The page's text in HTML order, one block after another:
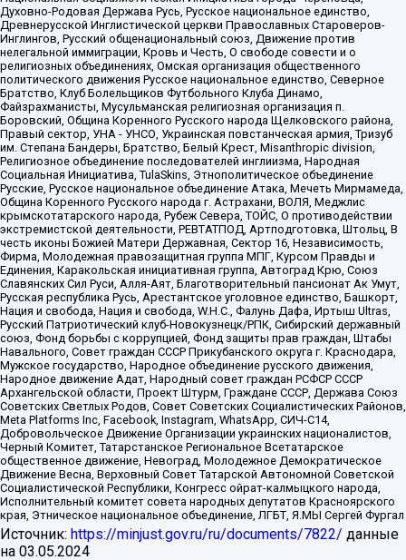
Духовно-Родовая Держава Русь, Русское национальное единство,
Древнерусской Инглистической церкви Православных Староверов-
Инглингов, Русский общенациональный союз, Движение против
нелегальной иммиграции, Кровь и Честь, О свободе совести и о
религиозных объединениях, Омская организация общественного
политического движения Русское национальное единство, Северное
Братство, Клуб Болельщиков Футбольного Клуба Динамо,
Файзрахманисты, Мусульманская религиозная организация п.
Боровский, Община Коренного Русского народа Щелковского района,
Правый сектор, УНА - УНСО, Украинская повстанческая армия, Тризуб
им. Степана Бандеры, Братство, Белый Крест, Misanthropic division,
Религиозное объединение последователей инглиизма, Народная
Социальная Инициатива, TulaSkins, Этнополитическое объединение
Русские, Русское национальное объединение Атака, Мечеть Мирмамеда,
Община Коренного Русского народа г. Астрахани, ВОЛЯ, Меджлис
крымскотатарского народа, Рубеж Севера, ТОЙС, О противодействии
экстремистской деятельности, РЕВТАТПОД, Артподготовка, Штольц, В
честь иконы Божией Матери Державная, Сектор 16, Независимость,
Фирма, Молодежная правозащитная группа МПГ, Курсом Правды и
Единения, Каракольская инициативная группа, Автоград Крю, Союз
Славянских Сил Руси, Алля-Аят, Благотворительный пансионат Ак Умут,
Русская республика Русь, Арестантское уголовное единство, Башкорт,
Нация и свобода, Нация и свобода, W.H.С., Фалунь Дафа, Иртыш Ultras,
Русский Патриотический клуб-Новокузнецк/РПК, Сибирский державный
союз, Фонд борьбы с коррупцией, Фонд защиты прав граждан, Штабы
Навального, Совет граждан СССР Прикубанского округа г. Краснодара,
Мужское государство, Народное объединение русского движения,
Народное движение Адат, Народный совет граждан РСФСР СССР
Архангельской области, Проект Штурм, Граждане СССР, Держава Союз
Советских Светлых Родов, Совет Советских Социалистических Районов,
Meta Platforms Inc, Facebook, Instagram, WhatsApp, СИЧ-С14,
Добровольческое Движение Организации украинских националистов,
Черный Комитет, Татарстанское Региональное Всетатарское
общественное движение, Невоград, Молодежное Демократическое
Движение Весна, Верховный Совет Татарской Автономной Советской
Социалистической Республики, Конгресс ойрат-калмыцкого народа,
Исполнительный комитет совета народных депутатов Красноярского
края, Этническое национальное объединение, ЛГБТ, Я.МЫ Сергей Фургал
Источник: https://minjust.gov.ru/ru/documents/7822/ данные
на 03.05.2024